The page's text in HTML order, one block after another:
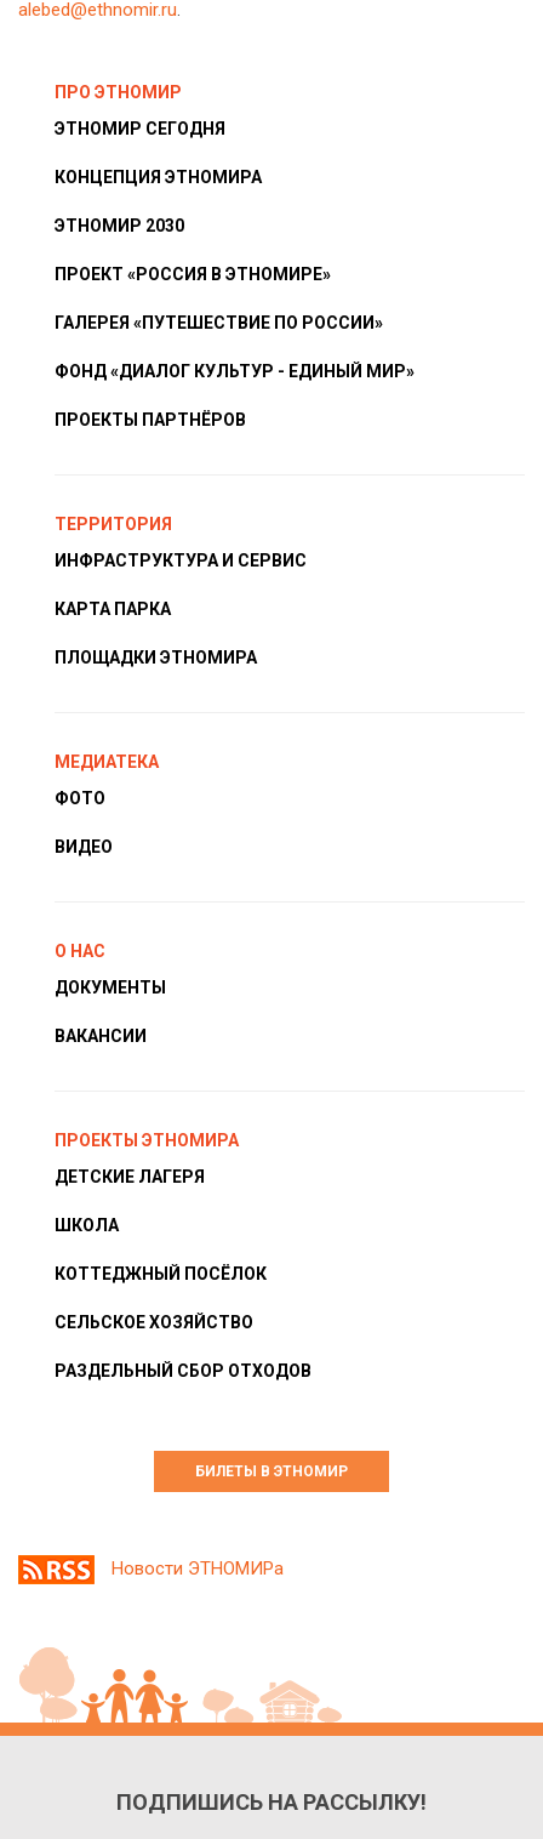
alebed@ethnomir.ru.
ПРО ЭТНОМИР
ЭТНОМИР СЕГОДНЯ
КОНЦЕПЦИЯ ЭТНОМИРА
ЭТНОМИР 2030
ПРОЕКТ «РОССИЯ В ЭТНОМИРЕ»
ГАЛЕРЕЯ «ПУТЕШЕСТВИЕ ПО РОССИИ»
ФОНД «ДИАЛОГ КУЛЬТУР - ЕДИНЫЙ МИР»
ПРОЕКТЫ ПАРТНЁРОВ
ТЕРРИТОРИЯ
ИНФРАСТРУКТУРА И СЕРВИС
КАРТА ПАРКА
ПЛОЩАДКИ ЭТНОМИРА
МЕДИАТЕКА
ФОТО
ВИДЕО
О НАС
ДОКУМЕНТЫ
ВАКАНСИИ
ПРОЕКТЫ ЭТНОМИРА
ДЕТСКИЕ ЛАГЕРЯ
ШКОЛА
КОТТЕДЖНЫЙ ПОСЁЛОК
СЕЛЬСКОЕ ХОЗЯЙСТВО
РАЗДЕЛЬНЫЙ СБОР ОТХОДОВ
БИЛЕТЫ В ЭТНОМИР
Новости ЭТНОМИРа
ПОДПИШИСЬ НА РАССЫЛКУ!